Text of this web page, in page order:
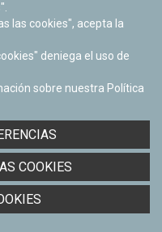
Flickr
de privacidad y Aviso legal
acceso a información pública
las cookies", acepta la
deniega el uso de
sobre nuestra Política
COOKIES